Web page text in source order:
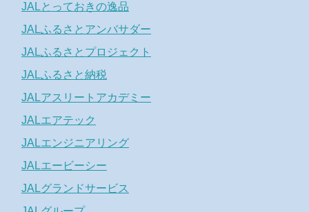
JALとっておきの逸品
JALふるさとアンバサダー
JALふるさとプロジェクト
JALふるさと納税
JALアスリートアカデミー
JALエアテック
JALエンジニアリング
JALエービーシー
JALグランドサービス